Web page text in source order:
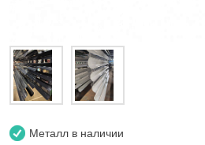
Металл в наличии